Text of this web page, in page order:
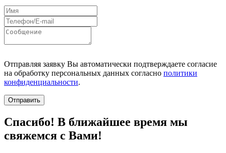
Отправляя заявку Вы автоматически подтверждаете согласие
на обработку персональных данных согласно политики
конфиденциальности.
Отправить
Спасибо! В ближайшее время мы
свяжемся с Вами!